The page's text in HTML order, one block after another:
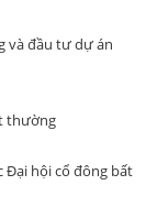
và đầu tư dự án
thường
Đại hội cổ đông bất